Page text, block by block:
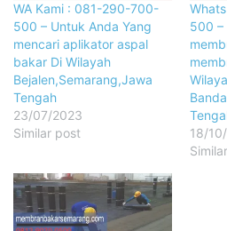
WA Kami : 081-290-700-
500 – Untuk Anda Yang
mencari aplikator aspal
bakar Di Wilayah
Bejalen,Semarang,Jawa
Tengah
23/07/2023
Similar post
500 –
18/